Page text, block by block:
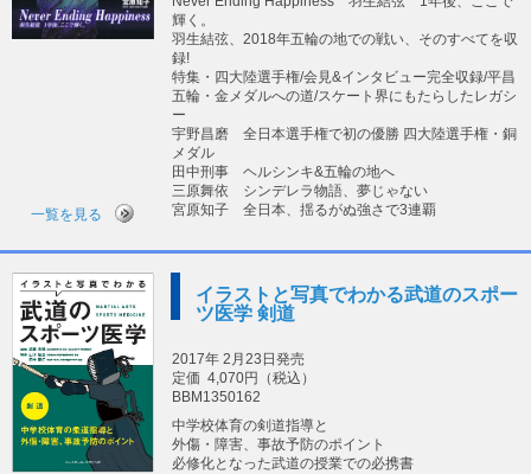
輝く。
羽生結弦、2018年五輪の地での戦い、そのすべてを収
録!
特集・四大陸選手権/会見&インタビュー完全収録/平昌
五輪・金メダルへの道/スケート界にもたらしたレガシ
ー
宇野昌磨 全日本選手権で初の優勝 四大陸選手権・銅
メダル
田中刑事 ヘルシンキ&五輪の地へ
三原舞依 シンデレラ物語、夢じゃない
宮原知子 全日本、揺るがぬ強さで3連覇
一覧を見る
イラストと写真でわかる武道のスポー
ツ医学 剣道
2017年 2月23日発売
定価 4,070円（税込）
BBM1350162
中学校体育の剣道指導と
外傷・障害、事故予防のポイント
必修化となった武道の授業での必携書